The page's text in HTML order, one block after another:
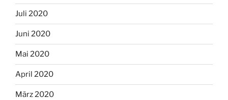
Juli 2020
Juni 2020
Mai 2020
April 2020
März 2020